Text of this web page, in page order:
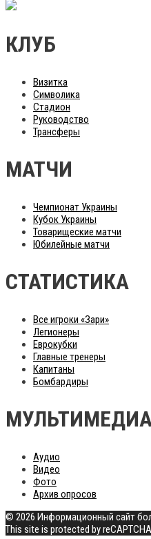
КЛУБ
Визитка
Символика
Стадион
Руководство
Трансферы
МАТЧИ
Чемпионат Украины
Кубок Украины
Товарищеские матчи
Юбилейные матчи
СТАТИСТИКА
Все игроки «Зари»
Легионеры
Еврокубки
Главные тренеры
Капитаны
Бомбардиры
Аудио
Видео
Фото
Архив опросов
© 2026 Информационный сайт
This site is protected by